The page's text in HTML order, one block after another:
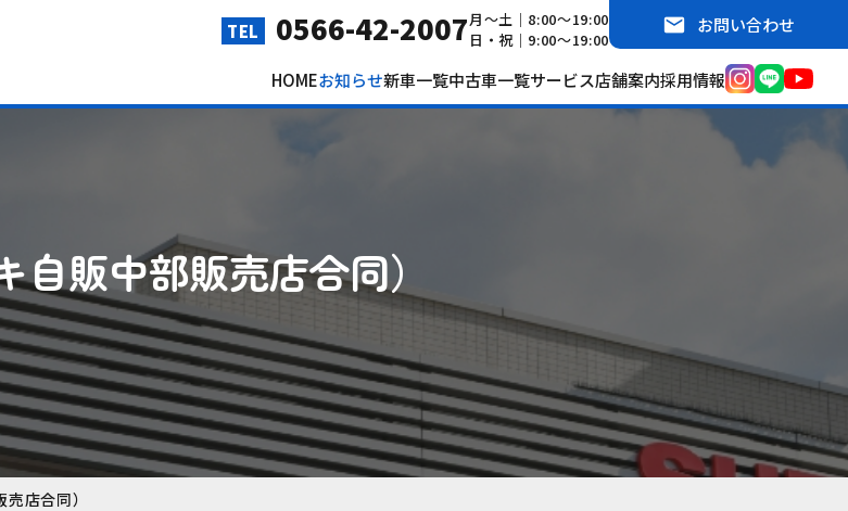
TEL 0566-42-2007月～土｜8:00～19:00
日・祝｜9:00～19:00
お問い合わせ
HOMEお知らせ新車一覧中古車一覧サービス店舗案内採用情報
販中部販売店合同）
店合同）